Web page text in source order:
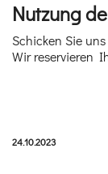
Nutzung
Schicken Sie
Wir reservieren
Veröffentlicht am:
24.10.2023